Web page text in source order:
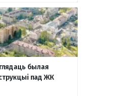
былая
пад ЖК